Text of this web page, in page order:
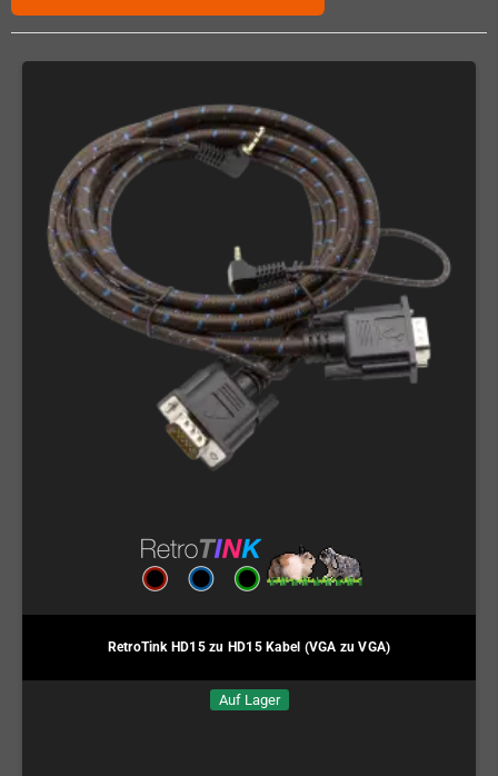
RetroTink HD15 zu HD15 Kabel (VGA zu VGA)
Auf Lager